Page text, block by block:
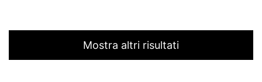
Mostra altri risultati